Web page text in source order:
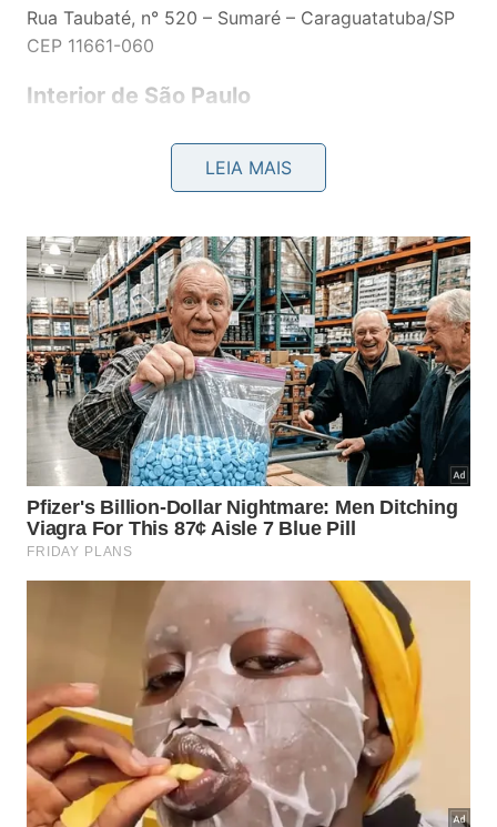
Rua Taubaté, n° 520 – Sumaré – Caraguatatuba/SP
CEP 11661-060
Interior de São Paulo
Av. Barão de Itapura, 2294, Sala 131 – Jardim
Guanabara, Campinas-SP, 13073-300
Americana
Av. de Cillo, 3500, Parque Universitário, Americana-
Hortolândia
Rua Zacarias Costa Camargo, 310, Hortolândia-SP,
13184-280
Indaiatuba
Av. Nove De Dezembro, 460 – Jardim Pedroso,
LEIA MAIS